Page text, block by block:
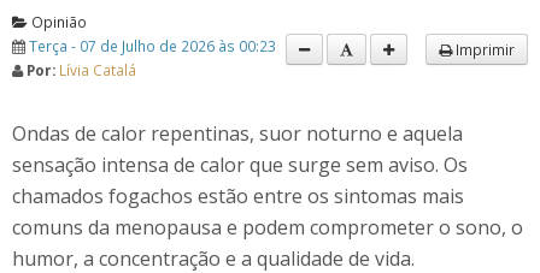
Opinião
Terça - 07 de Julho de 2026 às 00:23
Por: Lívia Catalá
Imprimir
Ondas de calor repentinas, suor noturno e aquela
sensação intensa de calor que surge sem aviso. Os
chamados fogachos estão entre os sintomas mais
comuns da menopausa e podem comprometer o sono, o
humor, a concentração e a qualidade de vida.